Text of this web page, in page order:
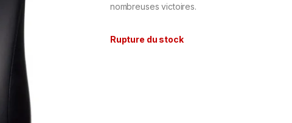
nombreuses victoires.
Rupture du stock